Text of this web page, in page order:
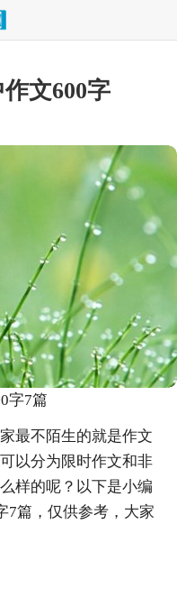
文600字
字7篇
最不陌生的就是作文
以分为限时作文和非
样的呢？以下是小编
7篇，仅供参考，大家